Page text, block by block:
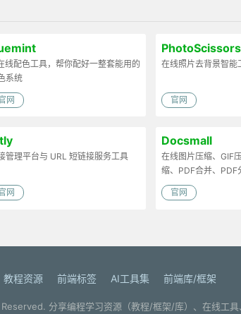
线配色工具，帮你配好一整套能用的
系统
网
PhotoScissors
在线照片去背景智能
官网
管理平台与 URL 短链接服务工具
网
Docsmall
在线图片压缩、GIF
缩、PDF合并、PDF
官网
教程资源 前端标签 AI工具集 前端库/框架
分享编程学习资源（教程/框架/库）、在线工